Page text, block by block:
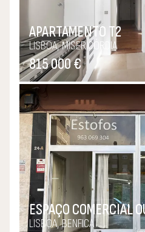
APARTAMENTO T2
LISBOA, MISERICÓRDIA
815 000 €
ESPAÇO COMERCIAL
LISBOA, BENFICA